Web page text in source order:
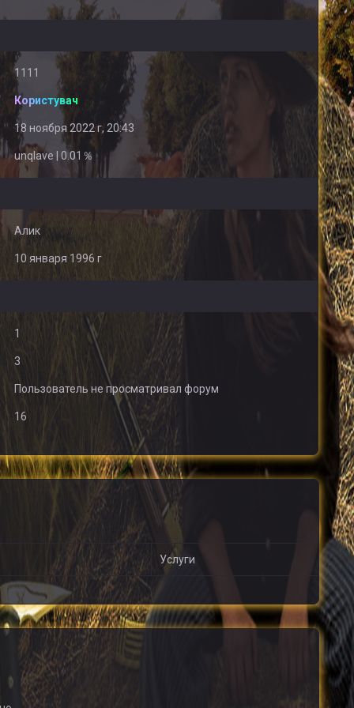
1111
Користувач
18 ноября 2022 г, 20:43
unqlave | 0.01％
Алик
10 января 1996 г
1
3
Пользователь не просматривал форум
16
Услуги